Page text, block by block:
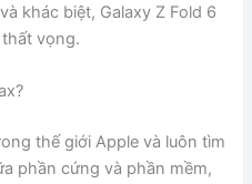
khác biệt, Galaxy Z Fold 6
vọng.
thế giới Apple và luôn tìm
phần cứng và phần mềm,